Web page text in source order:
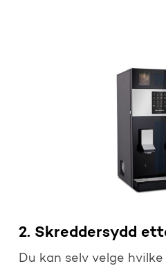
2. Skreddersydd
Du kan selv velge